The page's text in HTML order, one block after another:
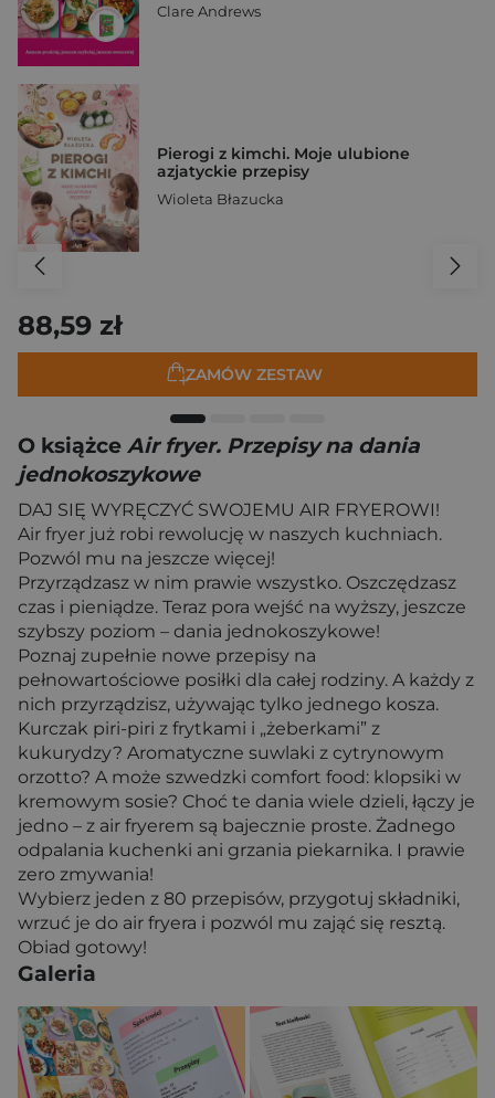
Clare Andrews
Pierogi z kimchi. Moje ulubione
azjatyckie przepisy
Wioleta Błazucka
88,59 zł
ZAMÓW ZESTAW
O książce Air fryer. Przepisy na dania
jednokoszykowe
DAJ SIĘ WYRĘCZYĆ SWOJEMU AIR FRYEROWI!
Air fryer już robi rewolucję w naszych kuchniach.
Pozwól mu na jeszcze więcej!
Przyrządzasz w nim prawie wszystko. Oszczędzasz
czas i pieniądze. Teraz pora wejść na wyższy, jeszcze
szybszy poziom – dania jednokoszykowe!
Poznaj zupełnie nowe przepisy na
pełnowartościowe posiłki dla całej rodziny. A każdy z
nich przyrządzisz, używając tylko jednego kosza.
Kurczak piri-piri z frytkami i „żeberkami” z
kukurydzy? Aromatyczne suwlaki z cytrynowym
orzotto? A może szwedzki comfort food: klopsiki w
kremowym sosie? Choć te dania wiele dzieli, łączy je
jedno – z air fryerem są bajecznie proste. Żadnego
odpalania kuchenki ani grzania piekarnika. I prawie
zero zmywania!
Wybierz jeden z 80 przepisów, przygotuj składniki,
wrzuć je do air fryera i pozwól mu zająć się resztą.
Obiad gotowy!
Galeria